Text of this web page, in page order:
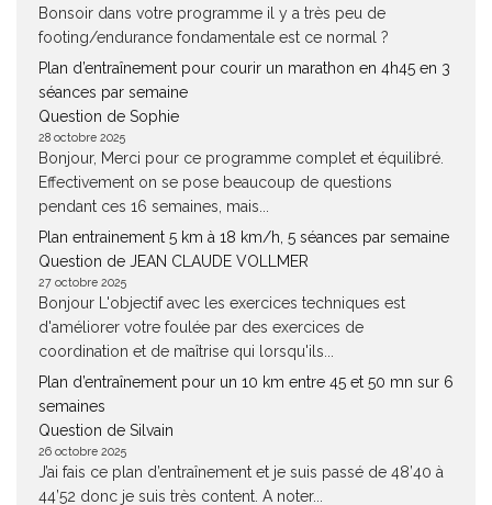
Bonsoir dans votre programme il y a très peu de
footing/endurance fondamentale est ce normal ?
Plan d’entraînement pour courir un marathon en 4h45 en 3
séances par semaine
Question de Sophie
28 octobre 2025
Bonjour, Merci pour ce programme complet et équilibré.
Effectivement on se pose beaucoup de questions
pendant ces 16 semaines, mais...
Plan entrainement 5 km à 18 km/h, 5 séances par semaine
Question de JEAN CLAUDE VOLLMER
27 octobre 2025
Bonjour L'objectif avec les exercices techniques est
d'améliorer votre foulée par des exercices de
coordination et de maîtrise qui lorsqu'ils...
Plan d’entraînement pour un 10 km entre 45 et 50 mn sur 6
semaines
Question de Silvain
26 octobre 2025
J’ai fais ce plan d’entraînement et je suis passé de 48’40 à
44’52 donc je suis très content. A noter...